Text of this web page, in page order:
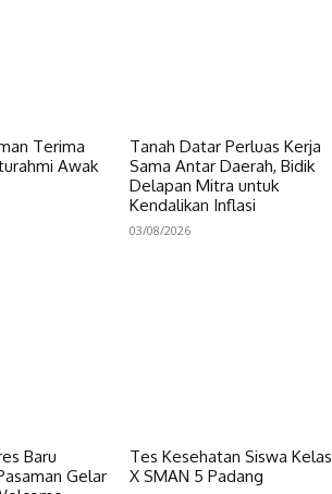
Terima
Awak
Tanah Datar Perluas Kerja
Sama Antar Daerah, Bidik
Delapan Mitra untuk
Kendalikan Inflasi
03/08/2026
Baru
Gelar
Tes Kesehatan Siswa Kelas
X SMAN 5 Padang